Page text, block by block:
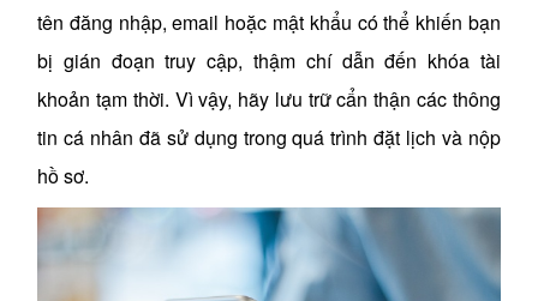
tên đăng nhập, email hoặc mật khẩu có thể khiến bạn
bị gián đoạn truy cập, thậm chí dẫn đến khóa tài
khoản tạm thời. Vì vậy, hãy lưu trữ cẩn thận các thông
tin cá nhân đã sử dụng trong quá trình đặt lịch và nộp
hồ sơ.